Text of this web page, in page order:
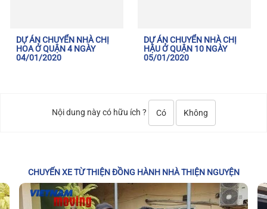
DỰ ÁN CHUYỂN NHÀ CHỊ
HOA Ở QUẬN 4 NGÀY
04/01/2020
DỰ ÁN CHUYỂN NHÀ CHỊ
HẬU Ở QUẬN 10 NGÀY
05/01/2020
Nội dung này có hữu ích ? Có Không
CHUYẾN XE TỪ THIỆN ĐỒNG HÀNH NHÀ THIỆN NGUYỆN